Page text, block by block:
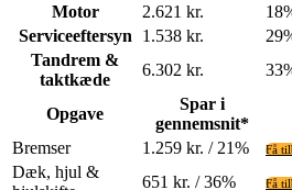
Motor
2.621 kr.
Serviceeftersyn
1.538 kr.
Tandrem &
taktkæde
6.302 kr.
Opgave
Spar i
gennemsnit*
Bremser
1.259 kr. / 21% Få
Dæk, hjul &
651 kr. / 36% Få